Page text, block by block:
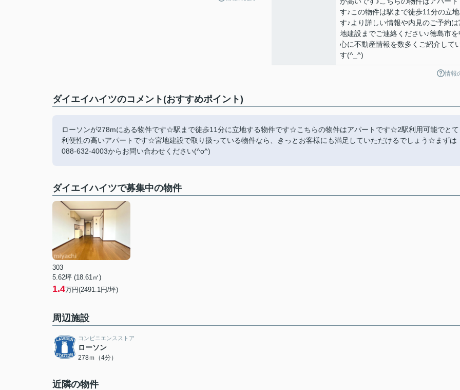
す♪この物件は駅まで徒歩11分の立
す♪より詳しい情報や内見のご予約は
地建設までご連絡ください♪徳島市を
心に不動産情報を数多くご紹介して
す(^_^)
情報
ダイエイハイツのコメント(おすすめポイント)
ローソンが278mにある物件です☆駅まで徒歩11分に立地する物件です☆こちらの物件はアパートです☆2駅利用可能でと
利便性の高いアパートです☆宮地建設で取り扱っている物件なら、きっとお客様にも満足していただけるでしょう☆まずは
088-632-4003からお問い合わせください(^o^)
ダイエイハイツで募集中の物件
303
5.62坪 (18.61㎡)
1.4万円(2491.1円/坪)
周辺施設
コンビニエンスストア
ローソン
278ｍ（4分）
近隣の物件